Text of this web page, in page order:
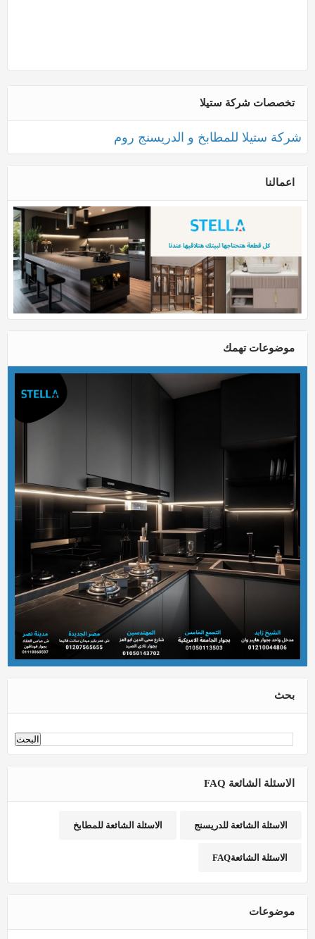
تخصصات شركة ستيلا
شركة ستيلا للمطابخ و الدريسنج روم
اعمالنا
موضوعات تهمك
بحث
الاسئلة الشائعة FAQ
الاسئلة الشائعة للدريسنج الاسئلة الشائعة للمطابخ
الاسئلة الشائعةFAQ
موضوعات